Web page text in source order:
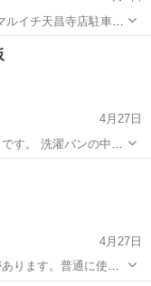
います。 我が家で
4月27日
す。 洗濯バンの中に
利です。伸びるので
4月27日
ります。普通に使う